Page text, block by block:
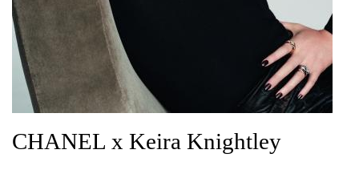
CHANEL x Keira Knightley